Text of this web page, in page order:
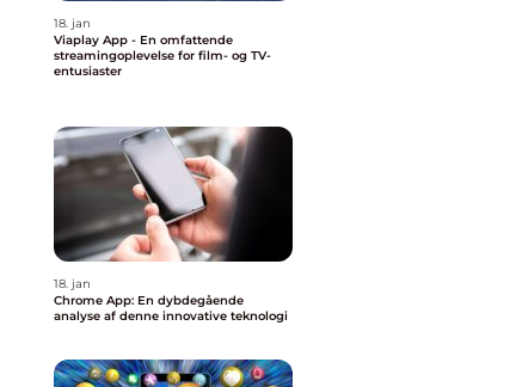
18. jan
Viaplay App - En omfattende
streamingoplevelse for film- og TV-
entusiaster
18. jan
Chrome App: En dybdegående
analyse af denne innovative teknologi